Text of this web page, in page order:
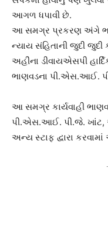
આગળ ધપાવી છે.
આ સમગ્ર પ્રકરણ અંગે
ન્યાય સંહિતાની જુદી
અહીંના ડીવાયએસપી
ભાણવડના પી.એસ.આઈ.
આ સમગ્ર કાર્યવાહી
પી.એસ.આઈ. પી.જે. ખાંટ,
અન્ય સ્ટાફ દ્વારા